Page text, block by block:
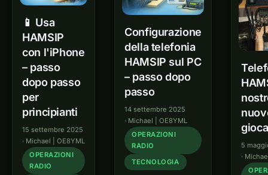
📱 Usa
HAMSIP
con l'iPhone
– passo
dopo passo
per
principianti
15 settembre 2025
· Michael | OE8YML
OPERAZIONI
RADIO
Configurazione
della telefonia
HAMSIP sul PC
– passo dopo
passo
14 settembre 2025
· Michael | OE8YML
OPERAZIONI
RADIO
TECNOLOGIA
5
·